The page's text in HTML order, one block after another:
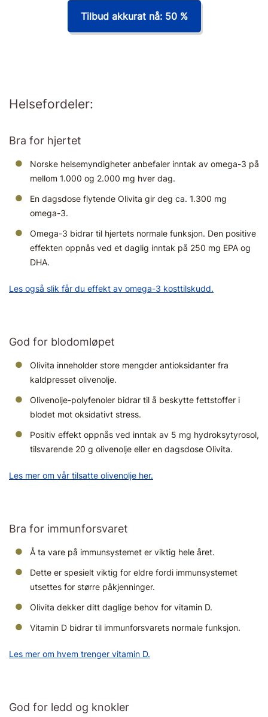
Tilbud akkurat nå: 50 %
Helsefordeler:
Bra for hjertet
Norske helsemyndigheter anbefaler inntak av omega-3 på
mellom 1.000 og 2.000 mg hver dag.
En dagsdose flytende Olivita gir deg ca. 1.300 mg
omega-3.
Omega-3 bidrar til hjertets normale funksjon. Den positive
effekten oppnås ved et daglig inntak på 250 mg EPA og
DHA.
Les også slik får du effekt av omega-3 kosttilskudd.
God for blodomløpet
Olivita inneholder store mengder antioksidanter fra
kaldpresset olivenolje.
Olivenolje-polyfenoler bidrar til å beskytte fettstoffer i
blodet mot oksidativt stress.
Positiv effekt oppnås ved inntak av 5 mg hydroksytyrosol,
tilsvarende 20 g olivenolje eller en dagsdose Olivita.
Les mer om vår tilsatte olivenolje her.
Bra for immunforsvaret
Å ta vare på immunsystemet er viktig hele året.
Dette er spesielt viktig for eldre fordi immunsystemet
utsettes for større påkjenninger.
Olivita dekker ditt daglige behov for vitamin D.
Vitamin D bidrar til immunforsvarets normale funksjon.
Les mer om hvem trenger vitamin D.
God for ledd og knokler